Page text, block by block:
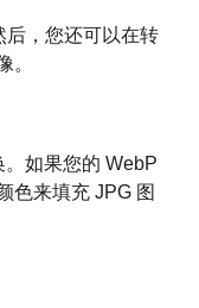
后，您还可以在转
。
。如果您的 WebP
色来填充 JPG 图